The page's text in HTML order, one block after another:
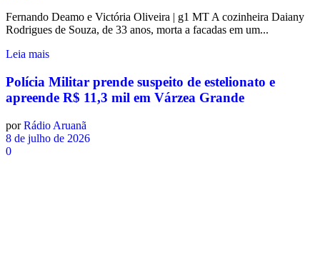
Fernando Deamo e Victória Oliveira | g1 MT A cozinheira Daiany
Rodrigues de Souza, de 33 anos, morta a facadas em um...
Leia mais
Polícia Militar prende suspeito de estelionato e
apreende R$ 11,3 mil em Várzea Grande
por Rádio Aruanã
8 de julho de 2026
0